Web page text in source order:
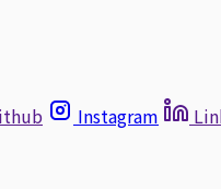
Instagram